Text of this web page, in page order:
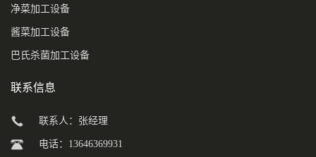
净菜加工设备
酱菜加工设备
巴氏杀菌加工设备
联系信息
联系人：张经理
电话：13646369931